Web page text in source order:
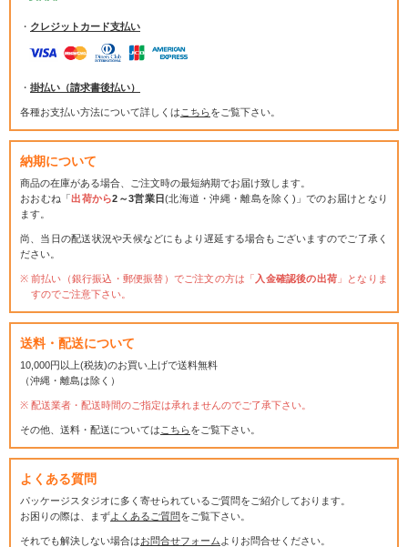
・ クレジットカード支払い
・ 掛払い（請求書後払い）
各種お支払い方法について詳しくは こちらをご覧下さい。
納期について
商品の在庫がある場合、ご注文時の最短納期でお届け致します。
おおむね「出荷から2～3営業日(北海道・沖縄・離島を除く)」でのお届けとなり
ます。
尚、当日の配送状況や天候などにもより遅延する場合もございますのでご了承く
ださい。
前払い（銀行振込・郵便振替）でご注文の方は「 入金確認後の出荷 」となりま
すのでご注意下さい。
送料・配送について
10,000円以上(税抜)のお買い上げで送料無料
（沖縄・離島は除く）
配送業者・配送時間のご指定は承れませんのでご了承下さい。
その他、送料・配送については こちらをご覧下さい。
よくある質問
パッケージスタジオに多く寄せられているご質問をご紹介しております。
お困りの際は、まずよくあるご質問をご覧下さい。
それでも解決しない場合はお問合せフォーム よりお問合せください。